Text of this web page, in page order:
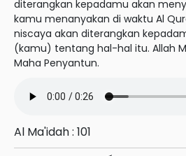
diterangkan kepadamu akan
kamu menanyakan di waktu Al
niscaya akan diterangkan
(kamu) tentang hal-hal itu. Allah
Maha Penyantun.
Al Ma'idah : 101